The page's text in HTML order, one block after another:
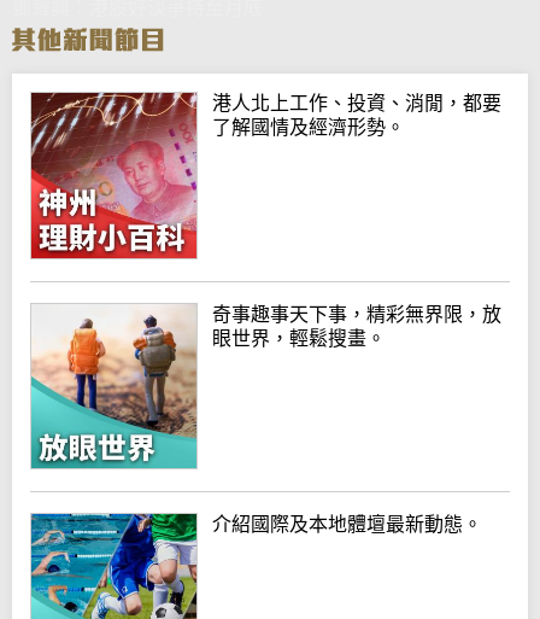
港人北上工作、投資、消閒，都要
了解國情及經濟形勢。
奇事趣事天下事，精彩無界限，放
眼世界，輕鬆搜畫。
介紹國際及本地體壇最新動態。